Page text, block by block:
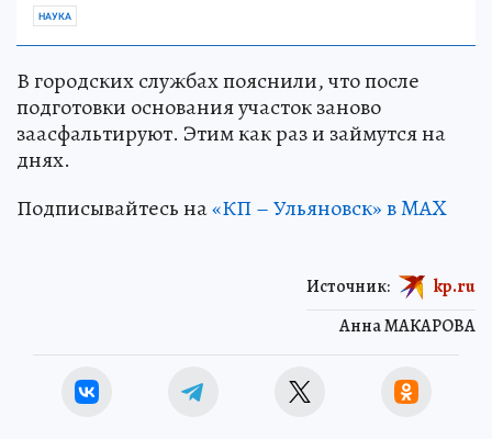
НАУКА
В городских службах пояснили, что после
подготовки основания участок заново
заасфальтируют. Этим как раз и займутся на
днях.
Подписывайтесь на«КП – Ульяновск» в MAX
Анна МАКАРОВА
Источник: kp.ru